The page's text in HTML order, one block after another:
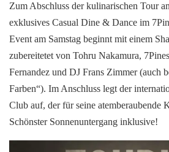
Zum Abschluss der kulinarischen Tour
exklusives Casual Dine & Dance im
Event am Samstag beginnt mit einem
zubereitetet von Tohru Nakamura,
Fernandez und DJ Frans Zimmer (auch
Farben“). Im Anschluss legt der
Club auf, der für seine atemberaubende
Schönster Sonnenuntergang inklusive!